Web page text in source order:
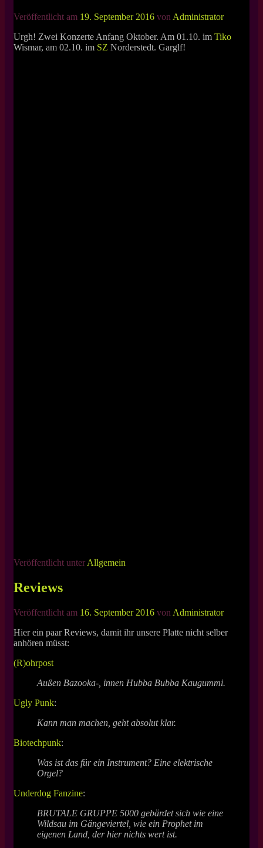
Veröffentlicht am 19. September 2016 von Administrator
Urgh! Zwei Konzerte Anfang Oktober. Am 01.10. im Tiko
Wismar, am 02.10. im SZ Norderstedt. Garglf!
Veröffentlicht unter Allgemein
Reviews
Veröffentlicht am 16. September 2016 von Administrator
Hier ein paar Reviews, damit ihr unsere Platte nicht selber
anhören müsst:
(R)ohrpost
Außen Bazooka-, innen Hubba Bubba Kaugummi.
Ugly Punk:
Kann man machen, geht absolut klar.
Biotechpunk:
Was ist das für ein Instrument? Eine elektrische
Orgel?
Underdog Fanzine:
BRUTALE GRUPPE 5000 gebärdet sich wie eine
Wildsau im Gängeviertel, wie ein Prophet im
eigenen Land, der hier nichts wert ist.